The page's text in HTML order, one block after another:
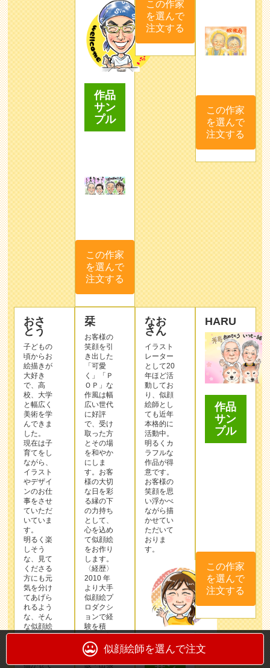
作品
サン
プル
この作家
を選んで
注文する
この作家
を選んで
注文する
この作家
を選んで
注文する
おさ
とう
子どもの
頃からお
絵描きが
大好き
で、高
校、大学
と幅広く
美術を学
んできま
した。
現在は子
育てをし
ながら、
イラスト
やデザイ
ンのお仕
事をさせ
ていただ
いていま
す。
明るく楽
しそう
な、見て
くださる
方にも元
気を分け
てあげら
れるよう
な、そん
な似顔絵
になるよ
描かせて
栞
お客様の
笑顔を引
き出した
「可愛
く」「Ｐ
ＯＰ」な
作⾵は幅
広い世代
に好評
で、受け
取った⽅
とその場
を和やか
にしま
す。お客
様の⼤切
な⽇を彩
る縁の下
の⼒持ち
として、
⼼を込め
て似顔絵
をお作り
します。
〈経歴〉
2010 年
より⼤⼿
似顔絵プ
ロダクシ
ョンで経
験を積
み、似顔
絵ショッ
プ・通
販・出張
なお
さん
イラスト
レーター
として20
年ほど活
動してお
り、似顔
絵師とし
ても近年
本格的に
活動中。
明るくカ
ラフルな
作品が得
意です。
お客様の
笑顔を思
い浮かべ
ながら描
かせてい
ただいて
おりま
す。
作品
HARU
作品
サン
プル
この作家
を選んで
注文する
似顔絵師を選んで注文